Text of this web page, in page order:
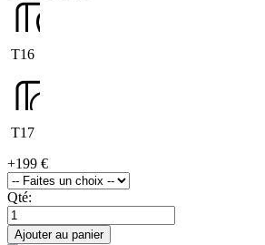
T16
T17
+199 €
Qté:
Ajouter au panier